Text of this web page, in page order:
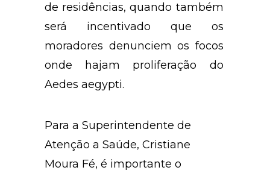
de residências, quando também
será incentivado que os
moradores denunciem os focos
onde hajam proliferação do
Aedes aegypti.
Para a Superintendente de
Atenção a Saúde, Cristiane
Moura Fé, é importante o